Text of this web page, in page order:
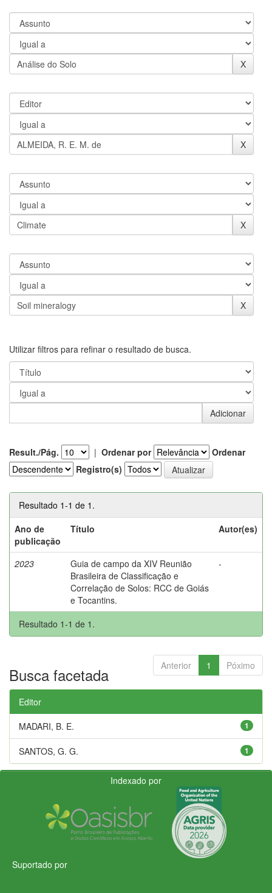
Utilizar filtros para refinar o resultado de busca.
Result./Pág. | Ordenar por
Ordenar
Registro(s)
Resultado 1-1 de 1.
Ano de
publicação
Título Autor(es)
2023
Guia de campo da XIV Reunião
Brasileira de Classificação e
Correlação de Solos: RCC de Goiás
e Tocantins.
-
Resultado 1-1 de 1.
Anterior 1 Póximo
Busca facetada
Editor
1
MADARI, B. E.
1
SANTOS, G. G.
Indexado por
Suportado por